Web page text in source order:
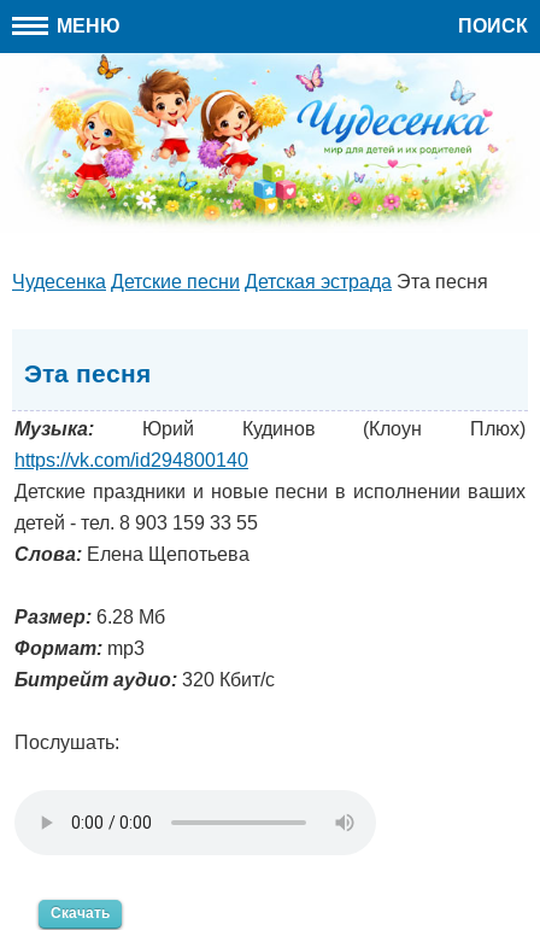
МЕНЮ ПОИСК
Чудесенка Детские песни Детская эстрада Эта песня
Эта песня
Музыка: Юрий Кудинов (Клоун Плюх)
https://vk.com/id294800140
Детские праздники и новые песни в исполнении ваших
детей - тел. 8 903 159 33 55
Слова: Елена Щепотьева
Размер: 6.28 Мб
Формат: mp3
Битрейт аудио: 320 Кбит/с
Послушать:
Скачать